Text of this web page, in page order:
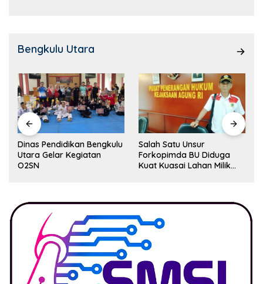
Bengkulu Utara
Dinas Pendidikan Bengkulu
Utara Gelar Kegiatan
O2SN
Salah Satu Unsur
Forkopimda BU Diduga
Kuat Kuasai Lahan Milik